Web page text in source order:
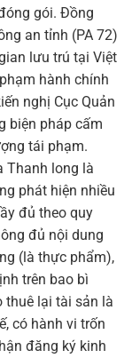
gói. Đồng
an tỉnh (PA 72)
lưu trú tại Việt
hành chính
nghị Cục Quản
biện pháp cấm
tái phạm.
Thanh long là
phát hiện nhiều
đủ theo quy
đủ nội dung
(là thực phẩm),
trên bao bì
thuê lại tài sản là
có hành vi trốn
đăng ký kinh